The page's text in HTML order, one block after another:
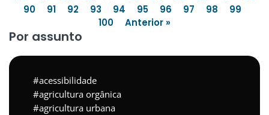
90
91 92 93 94 95 96 97 98
99
100
Anterior »
Por assunto
acessibilidade
agricultura orgânica
agricultura urbana